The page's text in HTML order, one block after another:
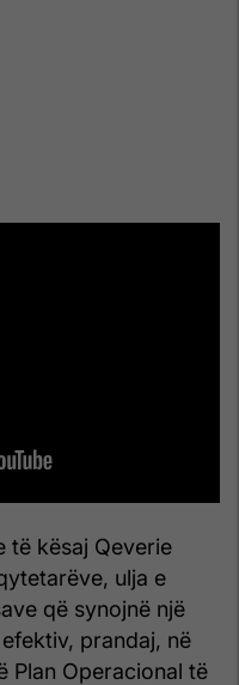
të kësaj Qeverie
ulja e
që synojnë një
prandaj, në
Plan Operacional të